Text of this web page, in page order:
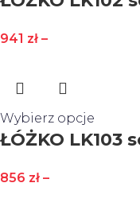
941 zł –
Wybierz opcje
ŁÓŻKO LK103
856 zł –